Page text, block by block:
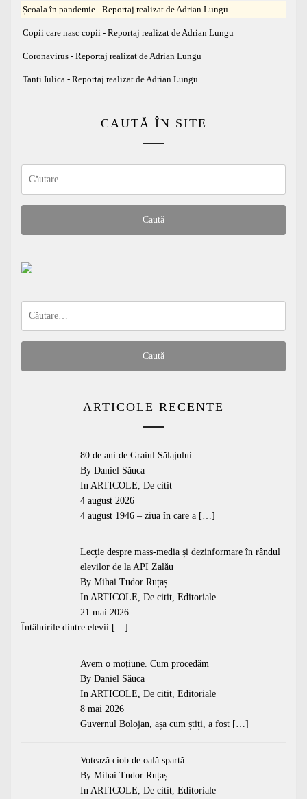
Școala în pandemie - Reportaj realizat de Adrian Lungu
Copii care nasc copii - Reportaj realizat de Adrian Lungu
Coronavirus - Reportaj realizat de Adrian Lungu
Tanti Iulica - Reportaj realizat de Adrian Lungu
CAUTĂ ÎN SITE
ARTICOLE RECENTE
80 de ani de Graiul Sălajului.
By Daniel Săuca
In ARTICOLE, De citit
4 august 2026
4 august 1946 – ziua în care a […]
Lecție despre mass-media și dezinformare în rândul
elevilor de la API Zalău
By Mihai Tudor Ruțaș
In ARTICOLE, De citit, Editoriale
21 mai 2026
Întâlnirile dintre elevii […]
Avem o moțiune. Cum procedăm
By Daniel Săuca
In ARTICOLE, De citit, Editoriale
8 mai 2026
Guvernul Bolojan, așa cum știți, a fost […]
Votează ciob de oală spartă
By Mihai Tudor Ruțaș
In ARTICOLE, De citit, Editoriale